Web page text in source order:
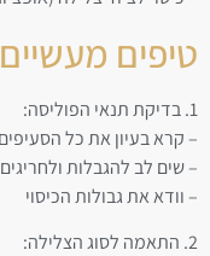
טיפים
1. בדיקת תנאי הפוליסה:
– קרא בעיון את כל הסעיפים
– שים לב להגבלות ולחריגים
– וודא את גבולות הכיסוי
2. התאמה לסוג הצלילה: